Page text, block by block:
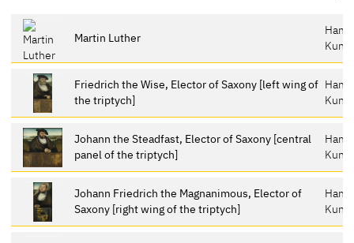
Martin Luther
Friedrich the Wise, Elector of Saxony [left wing of
the triptych]
Johann the Steadfast, Elector of Saxony [central
panel of the triptych]
Johann Friedrich the Magnanimous, Elector of
Saxony [right wing of the triptych]